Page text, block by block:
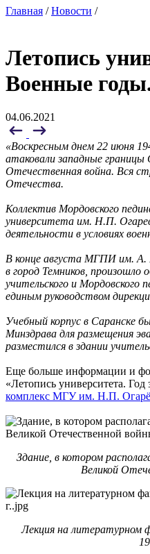
Главная /Новости /
Летопись
Военные
04.06.2021
«Воскресным днем 22 июня
атаковали западные
Отечественная война. Вся
Отечества.
Коллектив Мордовского
университета им. Н.П.
деятельности в условиях
В конце августа МГПИ им. А.
в город Темников, произошло
учительского и Мордовского
единым руководством
Учебный корпус в Саранске
Минздрава для размещения
разместился в здании
Еще больше информации и
«Летопись университета. Год
комплекс МГУ им. Н.П.
Здание, в котором
Великой
Лекция на литературном